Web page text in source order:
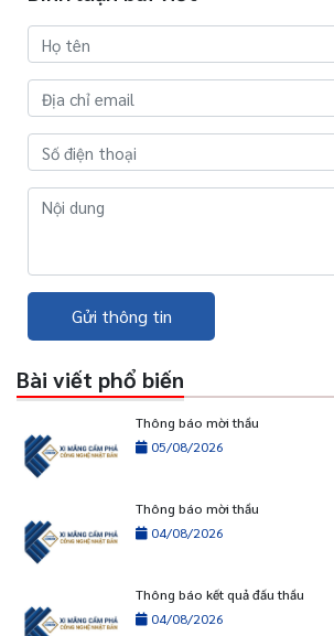
Gửi thông tin
Bài viết phổ biến
Thông báo mời thầu
05/08/2026
Thông báo mời thầu
04/08/2026
Thông báo kết quả đấu thầu
04/08/2026